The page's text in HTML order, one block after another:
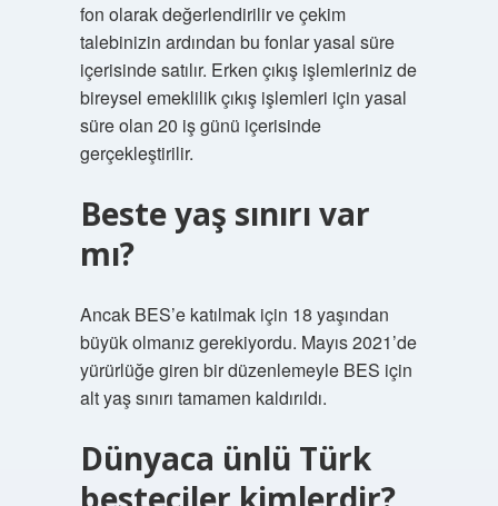
fon olarak değerlendirilir ve çekim
talebinizin ardından bu fonlar yasal süre
içerisinde satılır. Erken çıkış işlemleriniz de
bireysel emeklilik çıkış işlemleri için yasal
süre olan 20 iş günü içerisinde
gerçekleştirilir.
Beste yaş sınırı var
mı?
Ancak BES’e katılmak için 18 yaşından
büyük olmanız gerekiyordu. Mayıs 2021’de
yürürlüğe giren bir düzenlemeyle BES için
alt yaş sınırı tamamen kaldırıldı.
Dünyaca ünlü Türk